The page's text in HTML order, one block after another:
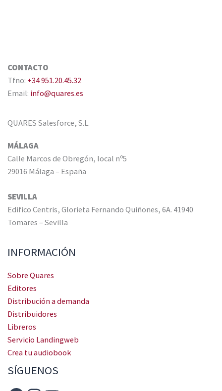
CONTACTO
Tfno: +34 951.20.45.32
Email: info@quares.es
QUARES Salesforce, S.L.
MÁLAGA
Calle Marcos de Obregón, local nº5
29016 Málaga – España
SEVILLA
Edifico Centris, Glorieta Fernando Quiñones, 6A. 41940
Tomares – Sevilla
INFORMACIÓN
Sobre Quares
Editores
Distribución a demanda
Distribuidores
Libreros
Servicio Landingweb
Crea tu audiobook
SÍGUENOS